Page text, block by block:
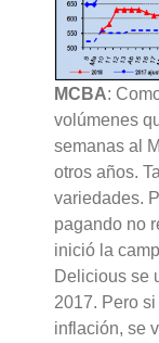
MCBA:
volúmenes
semanas al
otros años.
variedades.
pagando no
inició la
Delicious se
2017. Pero
inflación, se